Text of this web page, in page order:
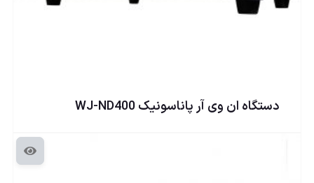
دستگاه ان وی آر پاناسونيک WJ-ND400